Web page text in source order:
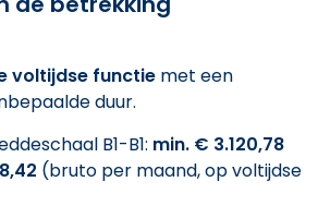
voltijdse functie met een
duur.
B1-B1: min. € 3.120,78
(bruto per maand, op voltijdse